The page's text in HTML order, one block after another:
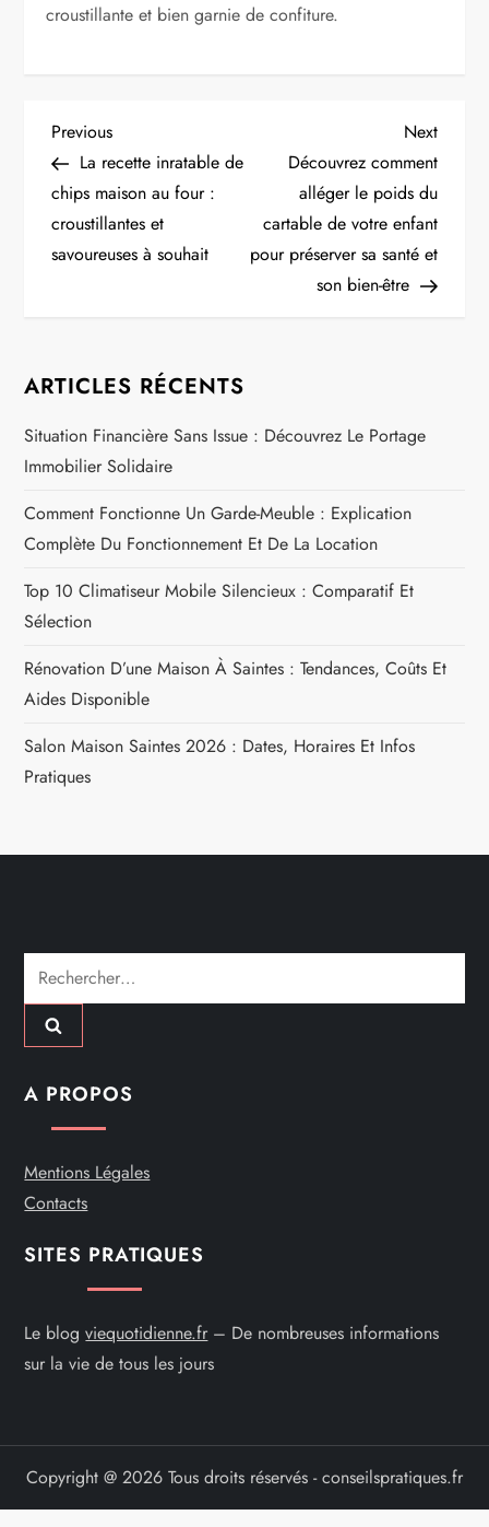
croustillante et bien garnie de confiture.
N
a
v
a
t
i
o
n
d
e
l
a
t
i
l
e
Previous
Post
Previous
La recette inratable de
chips maison au four :
croustillantes et
savoureuses à souhait
Next
Post
Next
Découvrez comment
alléger le poids du
cartable de votre enfant
pour préserver sa santé et
son bien-être
ARTICLES RÉCENTS
Situation Financière Sans Issue : Découvrez Le Portage
Immobilier Solidaire
Comment Fonctionne Un Garde-Meuble : Explication
Complète Du Fonctionnement Et De La Location
Top 10 Climatiseur Mobile Silencieux : Comparatif Et
Sélection
Rénovation D’une Maison À Saintes : Tendances, Coûts Et
Aides Disponible
Salon Maison Saintes 2026 : Dates, Horaires Et Infos
Pratiques
Rechercher :
A PROPOS
Mentions Légales
Contacts
SITES PRATIQUES
Le blogviequotidienne.fr – De nombreuses informations
sur la vie de tous les jours
Copyright @ 2026 Tous droits réservés - conseilspratiques.fr